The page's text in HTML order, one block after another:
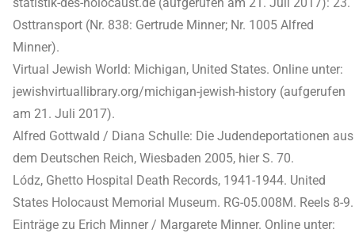
Osttransport (Nr. 838: Gertrude Minner; Nr. 1005 Alfred
Minner).
Virtual Jewish World: Michigan, United States. Online unter:
jewishvirtuallibrary.org/michigan-jewish-history (aufgerufen
am 21. Juli 2017).
Alfred Gottwald / Diana Schulle: Die Judendeportationen aus
dem Deutschen Reich, Wiesbaden 2005, hier S. 70.
Lódz, Ghetto Hospital Death Records, 1941-1944. United
States Holocaust Memorial Museum. RG-05.008M. Reels 8-9.
Einträge zu Erich Minner / Margarete Minner. Online unter: